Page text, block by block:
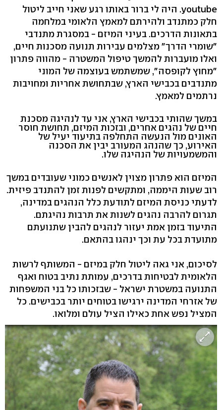
youtube. היה לי ברור באותו רגע שאני חייב ליטול
חלק כמתנדב ולהירתם למאמץ הלאומי במלחמה
בתאונות הדרכים. בעיני המיזם - במסגרת מתנדבי
"שומרי הדרך" מצלמים עבירות תנועה מסכנות חיים,
ואלו מועברות להמשך טיפול המשטרה - מהווה פתרון
"מחוץ לקופסה", שמשתמש בעוצמה של המוני
מתנדבים בכבישי הארץ, שבתחושת אחריות ומחויבות
נרתמים למאמץ.
במשך שהותי בכבישי הארץ, אני עד לנהיגה מסכנת
חיים של נהגים אחרים, ובזכות המיזם, תחושת חוסר
האונים מול הנעשה התחלפה בתיעוד יעיל של
האירוע, כך שהנהג המעורב יבין את הסכנה
והמשמעויות של הנהיגה שלו.
המיזם הוא פתרון מצוין לאנשים כמוני שעובדים במשך
רוב שעות היממה, ומתקשים לפנות זמן להתנדב פיזית.
לדעתי כניסת המיזם לתודעת כלל הנהגים במדינה,
תגרום להרבה נהגים לשנות את תרבות נהיגתם.
התיעוד בזמן אמת יעזור לנהגים להבין שתנועתם
מתועדת בכל עת וכך ינהגו בהתאם.
לסיכום, אני גאה ליטול חלק במיזם - המשותף לרשות
הלאומית לבטיחות בדרכים, עמותת נתיב בטוח ואגף
התנועה במשטרת ישראל - שבזכותו כל בני המשפחות
של אזרחי המדינה ירגישו בטוחים יותר בכבישים. כל
המציל נפש אחת כאילו הציל עולם ומלואו.